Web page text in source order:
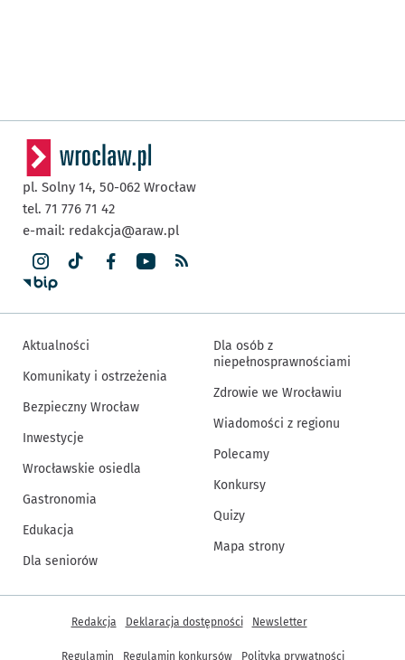
pl. Solny 14, 50-062 Wrocław
tel. 71 776 71 42
e-mail: redakcja@araw.pl
Aktualności
Komunikaty i ostrzeżenia
Bezpieczny Wrocław
Inwestycje
Wrocławskie osiedla
Gastronomia
Edukacja
Dla seniorów
Dla osób z
niepełnosprawnościami
Zdrowie we Wrocławiu
Wiadomości z regionu
Polecamy
Konkursy
Quizy
Mapa strony
Inne informacje
Redakcja Deklaracja dostępności Newsletter
Regulamin Regulamin konkursów Polityka prywatności